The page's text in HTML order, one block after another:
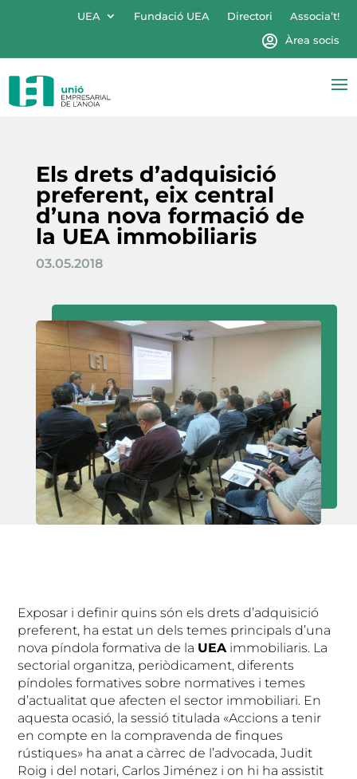
UEA Fundació UEA Directori
Associa’t!
Àrea socis
Els drets d’adquisició
preferent, eix central
d’una nova formació de
la UEA immobiliaris
03.05.2018
Exposar i definir quins són els drets d’adquisició
preferent, ha estat un dels temes principals d’una
nova píndola formativa de la UEAimmobiliaris. La
sectorial organitza, periòdicament, diferents
píndoles formatives sobre normatives i temes
d’actualitat que afecten el sector immobiliari. En
aquesta ocasió, la sessió titulada «Accions a tenir
en compte en la compravenda de finques
rústiques» ha anat a càrrec de l’advocada, Judit
Roig i del notari, Carlos Jiménez i on hi ha assistit